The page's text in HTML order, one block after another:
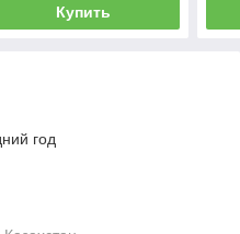
Купить
год